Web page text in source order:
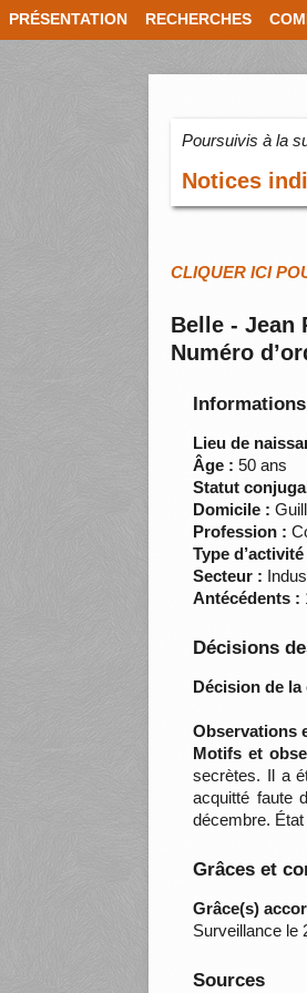
PRÉSENTATION RECHERCHES
Poursuivis à la
Notices
CLIQUER ICI
Belle - Jean
Numéro
Lieu de
Âge : 50 ans
Statut
Domicile :
Profession :
Type d’activité
Secteur :
Antécédents :
Décisions
Décision de
Observations
Motifs et
secrètes. Il a
acquitté faute
décembre.
Grâces et
Grâce(s)
Surveillance le
Sources